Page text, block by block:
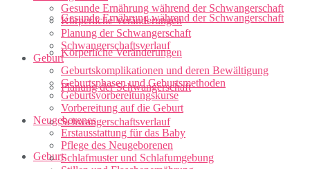
Gesunde Ernährung während der Schwangerschaft
Körperliche Veränderungen
Planung der Schwangerschaft
Schwangerschaftsverlauf
Geburt
Gesunde Ernährung während der Schwangerschaft
Körperliche Veränderungen
Planung der Schwangerschaft
Schwangerschaftsverlauf
Geburt
Geburtskomplikationen und deren Bewältigung
Geburtsphasen und Geburtsmethoden
Geburtsvorbereitungskurse
Vorbereitung auf die Geburt
Neugeborenes
Erstausstattung für das Baby
Pflege des Neugeborenen
Schlafmuster und Schlafumgebung